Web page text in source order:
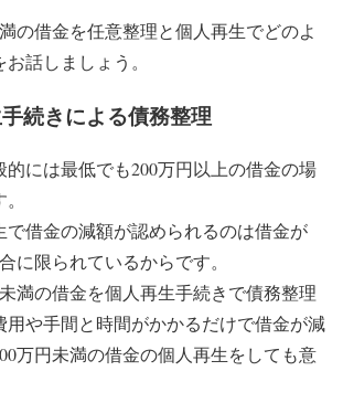
の借金を任意整理と個人再生でどのよ
話しましょう。
手続きによる債務整理
には最低でも200万円以上の借金の場
で借金の減額が認められるのは借金が
に限られているからです。
満の借金を個人再生手続きで債務整理
用や手間と時間がかかるだけで借金が減
万円未満の借金の個人再生をしても意